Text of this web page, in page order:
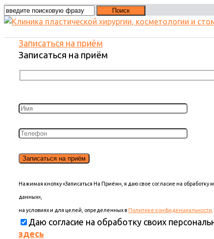
Записаться на приём
Записаться на приём
Нажимая кнопку «Записаться На Приём», я даю свое согласие на
данных»,
на условиях и для целей, определенных в Политике конфиденциальности
Даю согласие на обработку своих
здесь